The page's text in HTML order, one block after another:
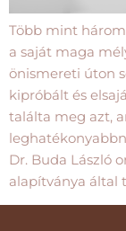
Több mint
a saját maga
önismereti úton
kipróbált és
találta meg azt,
Dr. Buda László
alapítványa által